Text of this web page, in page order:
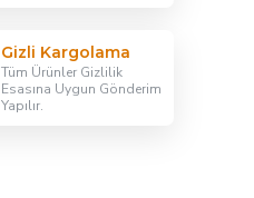
Gizli Kargolama
Tüm Ürünler Gizlilik
Esasına Uygun Gönderim
Yapılır.